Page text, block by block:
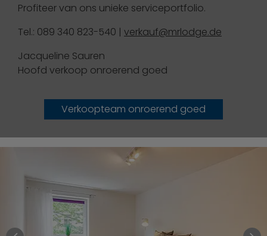
Profiteer van ons unieke serviceportfolio.
Tel.: 089 340 823-540 | verkauf@mrlodge.de
Jacqueline Sauren
Hoofd verkoop onroerend goed
Verkoopteam onroerend goed